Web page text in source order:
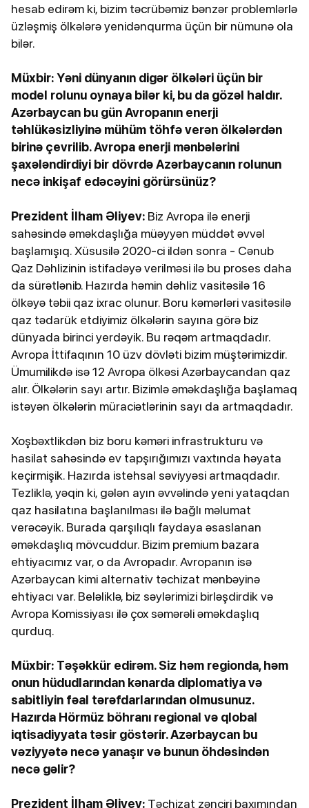
hesab edirəm ki, bizim təcrübəmiz bənzər problemlərlə
üzləşmiş ölkələrə yenidənqurma üçün bir nümunə ola
bilər.
Müxbir: Yəni dünyanın digər ölkələri üçün bir
model rolunu oynaya bilər ki, bu da gözəl haldır.
Azərbaycan bu gün Avropanın enerji
təhlükəsizliyinə mühüm töhfə verən ölkələrdən
birinə çevrilib. Avropa enerji mənbələrini
şaxələndirdiyi bir dövrdə Azərbaycanın rolunun
necə inkişaf edəcəyini görürsünüz?
Prezident İlham Əliyev: Biz Avropa ilə enerji
sahəsində əməkdaşlığa müəyyən müddət əvvəl
başlamışıq. Xüsusilə 2020-ci ildən sonra - Cənub
Qaz Dəhlizinin istifadəyə verilməsi ilə bu proses daha
da sürətlənib. Hazırda həmin dəhliz vasitəsilə 16
ölkəyə təbii qaz ixrac olunur. Boru kəmərləri vasitəsilə
qaz tədarük etdiyimiz ölkələrin sayına görə biz
dünyada birinci yerdəyik. Bu rəqəm artmaqdadır.
Avropa İttifaqının 10 üzv dövləti bizim müştərimizdir.
Ümumilikdə isə 12 Avropa ölkəsi Azərbaycandan qaz
alır. Ölkələrin sayı artır. Bizimlə əməkdaşlığa başlamaq
istəyən ölkələrin müraciətlərinin sayı da artmaqdadır.
Xoşbəxtlikdən biz boru kəməri infrastrukturu və
hasilat sahəsində ev tapşırığımızı vaxtında həyata
keçirmişik. Hazırda istehsal səviyyəsi artmaqdadır.
Tezliklə, yəqin ki, gələn ayın əvvəlində yeni yataqdan
qaz hasilatına başlanılması ilə bağlı məlumat
verəcəyik. Burada qarşılıqlı faydaya əsaslanan
əməkdaşlıq mövcuddur. Bizim premium bazara
ehtiyacımız var, o da Avropadır. Avropanın isə
Azərbaycan kimi alternativ təchizat mənbəyinə
ehtiyacı var. Beləliklə, biz səylərimizi birləşdirdik və
Avropa Komissiyası ilə çox səmərəli əməkdaşlıq
qurduq.
Müxbir: Təşəkkür edirəm. Siz həm regionda, həm
onun hüdudlarından kənarda diplomatiya və
sabitliyin fəal tərəfdarlarından olmusunuz.
Hazırda Hörmüz böhranı regional və qlobal
iqtisadiyyata təsir göstərir. Azərbaycan bu
vəziyyətə necə yanaşır və bunun öhdəsindən
necə gəlir?
Prezident İlham Əliyev: Təchizat zənciri baxımından